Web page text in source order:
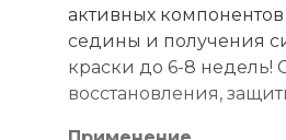
активных
седины и получения
краски до 6-8 недель!
восстановления,